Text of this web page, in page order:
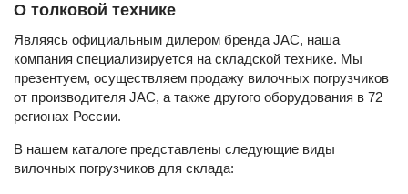
О толковой технике
Являясь официальным дилером бренда JAC, наша
компания специализируется на складской технике. Мы
презентуем, осуществляем продажу вилочных погрузчиков
от производителя JAC, а также другого оборудования в 72
регионах России.
В нашем каталоге представлены следующие виды
вилочных погрузчиков для склада: